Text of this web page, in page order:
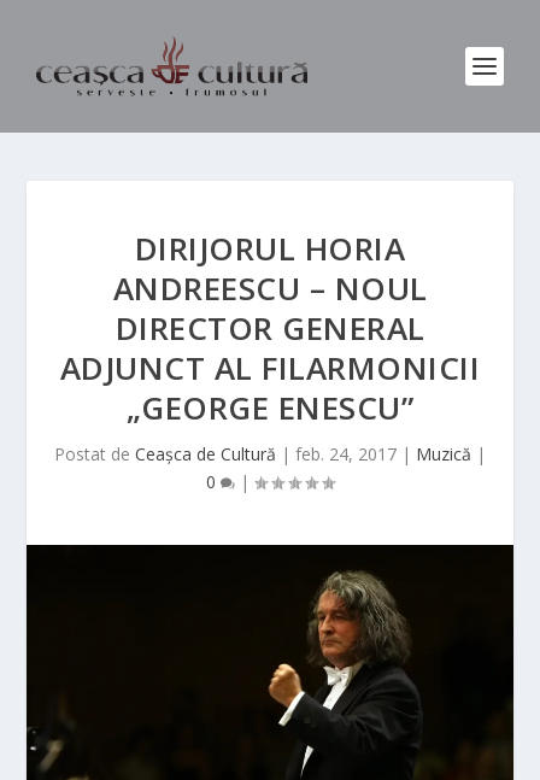
DIRIJORUL HORIA
ANDREESCU – NOUL
DIRECTOR GENERAL
ADJUNCT AL FILARMONICII
„GEORGE ENESCU”
Postat de Ceașca de Cultură | feb. 24, 2017 | Muzică |
0
|